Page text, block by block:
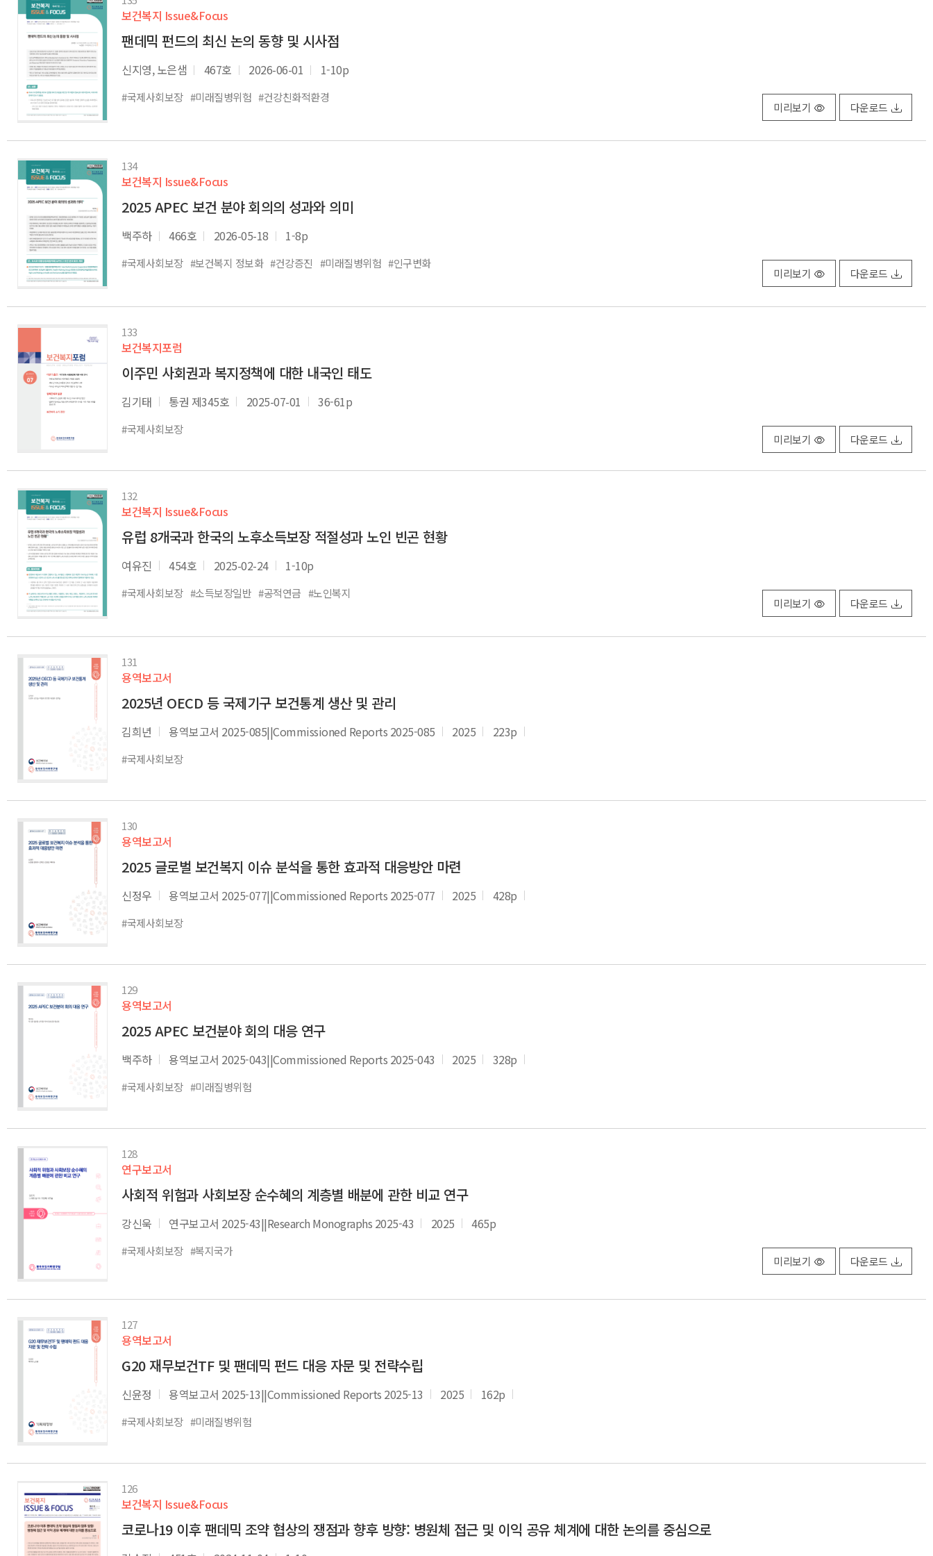
보건복지 Issue&Focus
팬데믹 펀드의 최신 논의 동향 및 시사점
신지영, 노은샘 467호 2026-06-01 1-10p
#국제사회보장 #미래질병위험 #건강친화적환경
미리보기 다운로드
134
보건복지 Issue&Focus
2025 APEC 보건 분야 회의의 성과와 의미
백주하 466호 2026-05-18 1-8p
#국제사회보장 #보건복지 정보화 #건강증진 #미래질병위험 #인구변화
미리보기 다운로드
133
보건복지포럼
이주민 사회권과 복지정책에 대한 내국인 태도
김기태 통권 제345호 2025-07-01 36-61p
#국제사회보장
미리보기 다운로드
132
보건복지 Issue&Focus
유럽 8개국과 한국의 노후소득보장 적절성과 노인 빈곤 현황
여유진 454호 2025-02-24 1-10p
#국제사회보장 #소득보장일반 #공적연금 #노인복지
미리보기 다운로드
131
용역보고서
2025년 OECD 등 국제기구 보건통계 생산 및 관리
김희년 용역보고서 2025-085||Commissioned Reports 2025-085 2025 223p
#국제사회보장
130
용역보고서
2025 글로벌 보건복지 이슈 분석을 통한 효과적 대응방안 마련
신정우 용역보고서 2025-077||Commissioned Reports 2025-077 2025 428p
#국제사회보장
129
용역보고서
2025 APEC 보건분야 회의 대응 연구
백주하 용역보고서 2025-043||Commissioned Reports 2025-043 2025 328p
#국제사회보장 #미래질병위험
128
연구보고서
사회적 위험과 사회보장 순수혜의 계층별 배분에 관한 비교 연구
강신욱 연구보고서 2025-43||Research Monographs 2025-43 2025 465p
#국제사회보장 #복지국가
미리보기 다운로드
127
용역보고서
G20 재무보건TF 및 팬데믹 펀드 대응 자문 및 전략수립
신윤정 용역보고서 2025-13||Commissioned Reports 2025-13 2025 162p
#국제사회보장 #미래질병위험
126
보건복지 Issue&Focus
코로나19 이후 팬데믹 조약 협상의 쟁점과 향후 방향: 병원체 접근 및 이익 공유 체계에 대한 논의를 중심으로